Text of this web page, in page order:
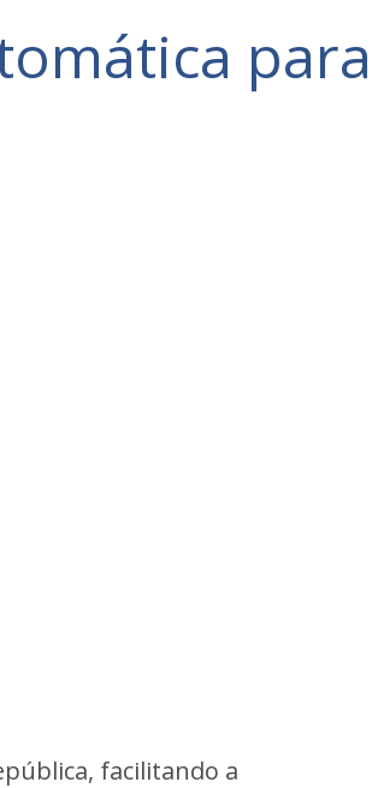
facilitando a